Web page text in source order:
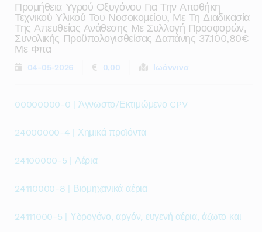
Προμήθεια Υγρού Οξυγόνου Για Την Αποθήκη
Τεχνικού Υλικού Του Νοσοκομείου, Με Τη Διαδικασία
Της Απευθείας Ανάθεσης Με Συλλογή Προσφορών,
Συνολικής Προϋπολογισθείσας Δαπάνης 37.100,80€
Με Φπα
04-05-2026 0,00 Ιωάννινα
00000000-0 | Άγνωστο/Εκτιμώμενο CPV
24000000-4 | Χημικά προϊόντα
24100000-5 | Αέρια
24110000-8 | Βιομηχανικά αέρια
24111000-5 | Υδρογόνο, αργόν, ευγενή αέρια, άζωτο και